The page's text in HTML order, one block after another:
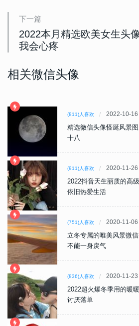
下一篇
2022本月精选欧美女生头
我会心疼
相关微信头像
(811)人喜欢 2022-10-16
精选微信头像怪诞风景
十八
(911)人喜欢 2020-11-
2022抖音天生丽质的高
依旧热爱生活
(751)人喜欢 2020-11-
立冬专属的唯美风景微
不能一身戾气
(836)人喜欢 2020-11-
2022超火爆冬季用的暖
讨厌落单